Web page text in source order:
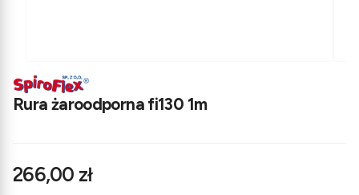
Rura żaroodporna fi130 1m
Cena
266,00 zł